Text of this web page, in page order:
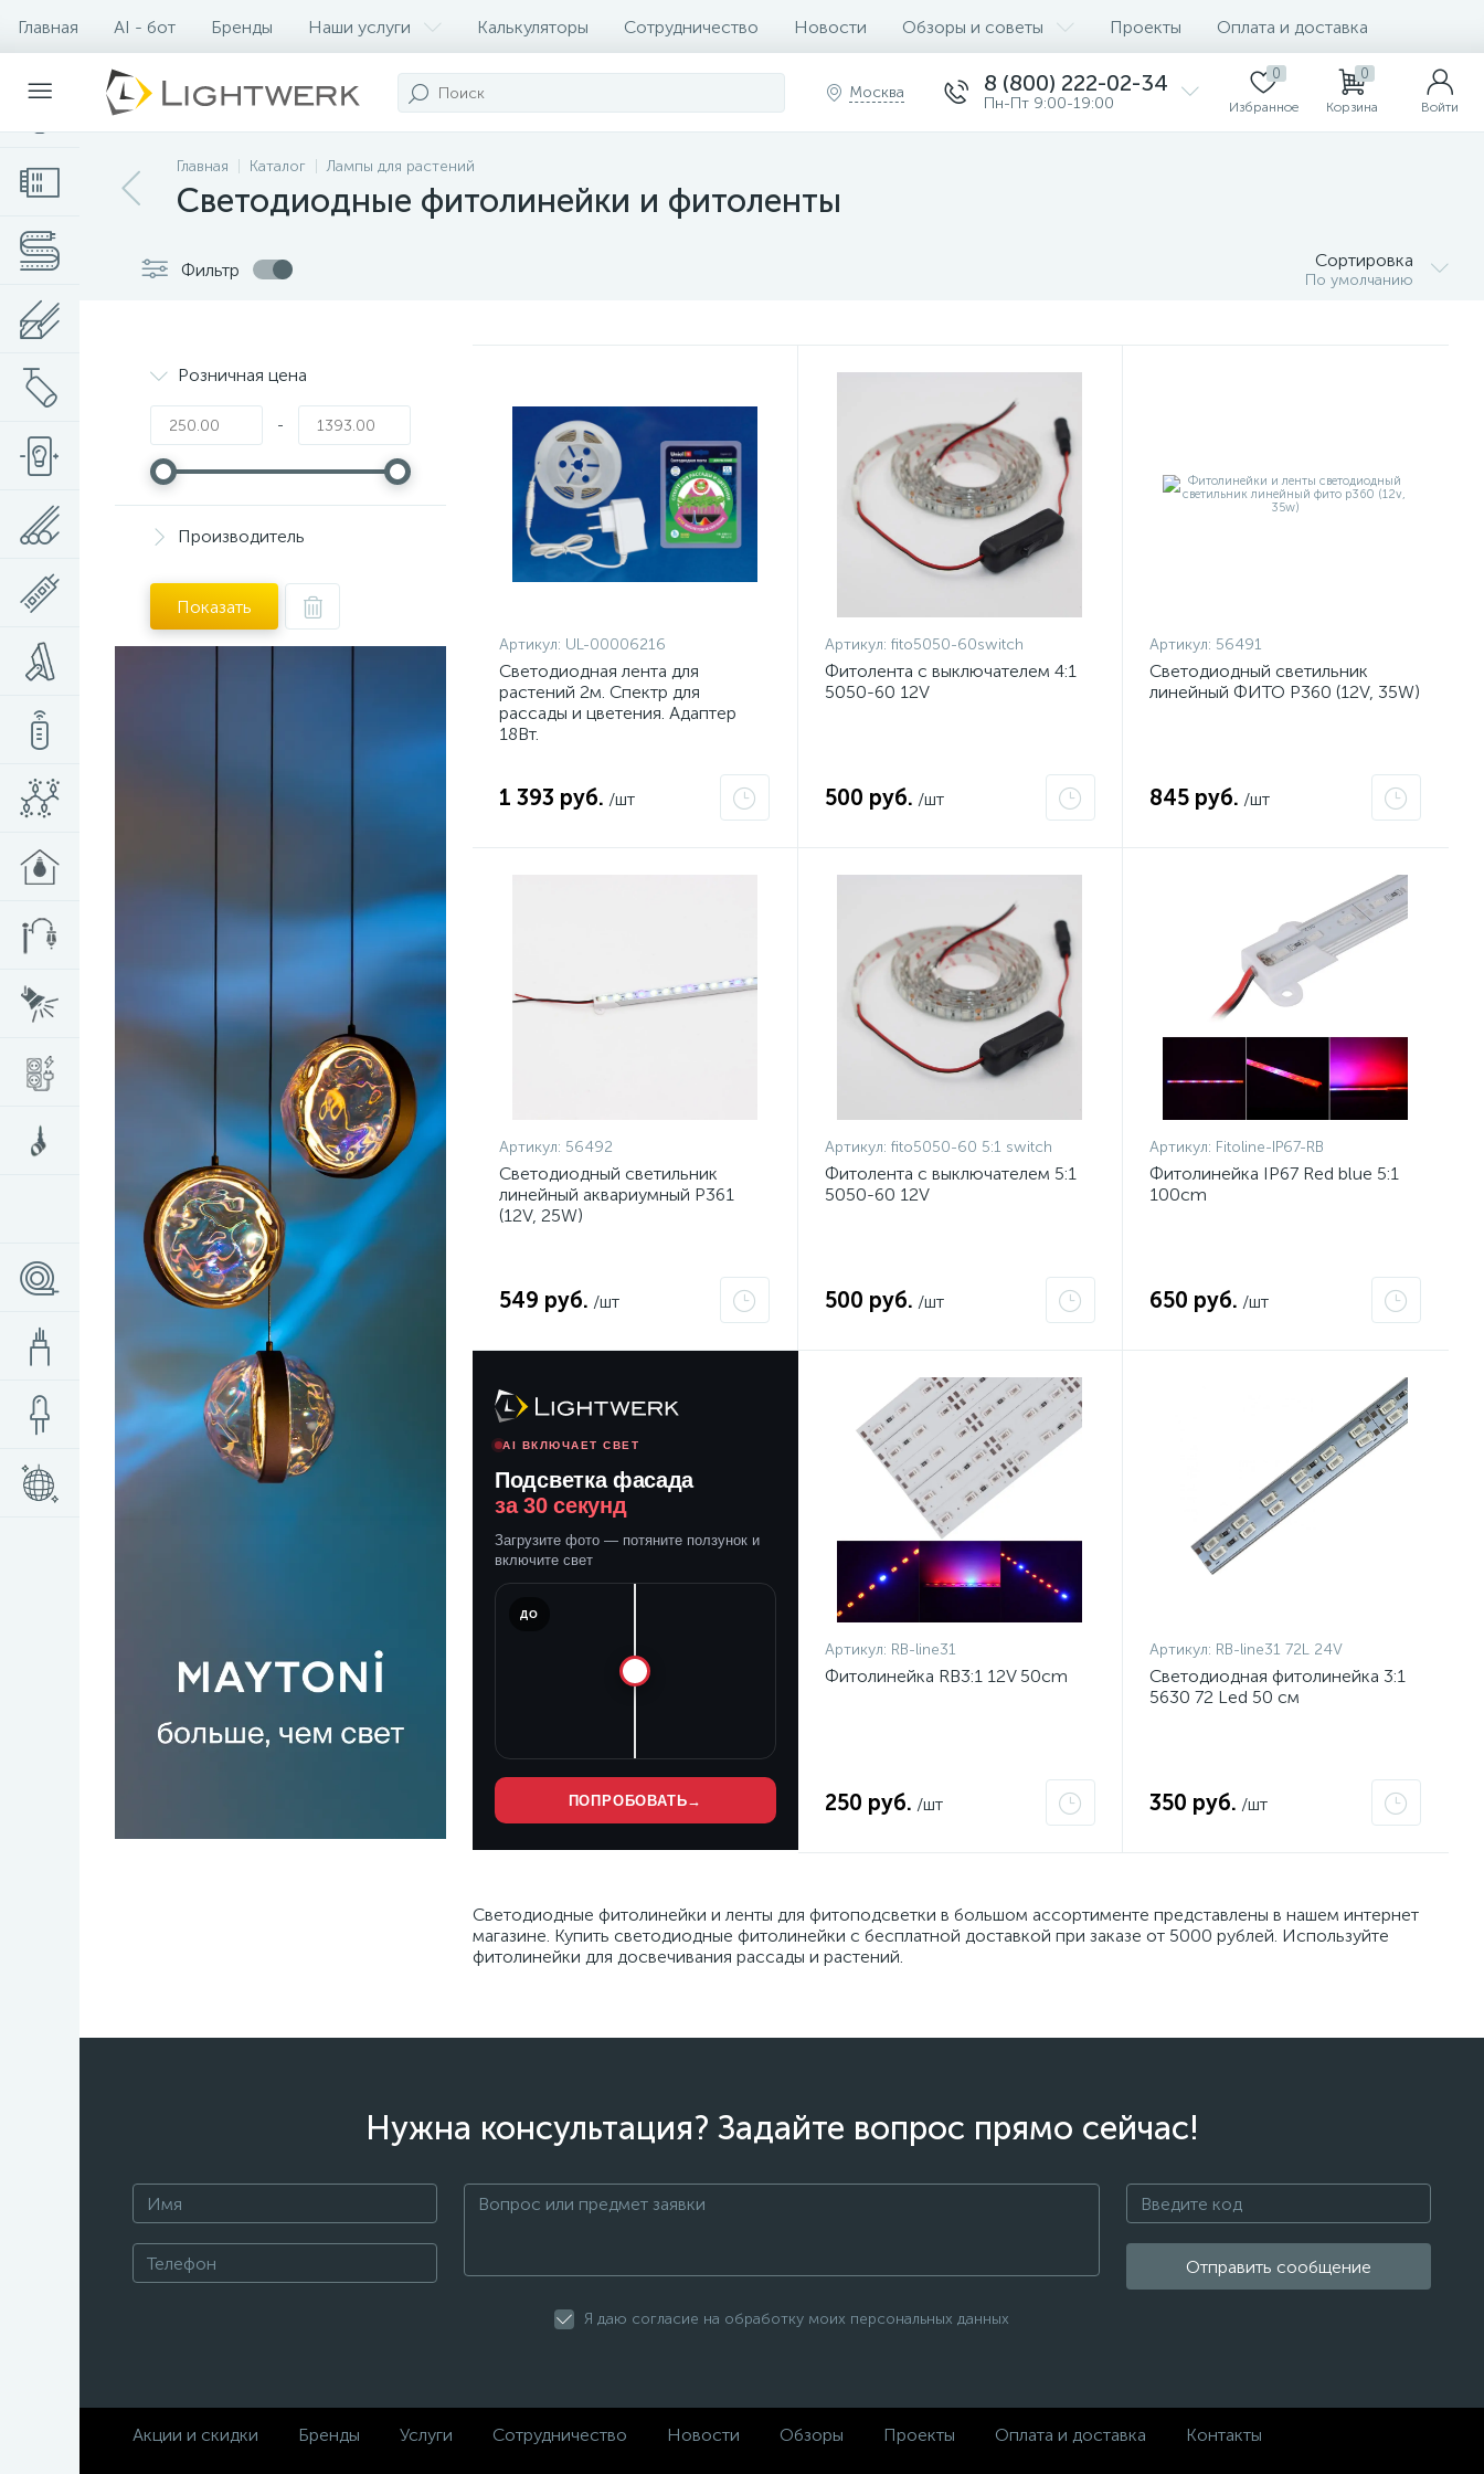
Главная AI - бот Бренды Наши услуги Калькуляторы Сотрудничество Новости Обзоры и советы Проекты Оплата и доставка
Контакты
Москва 8 (800) 222-02-34
Пн-Пт 9:00-19:00
0
Избранное
0
Корзина Войти
Главная Каталог Лампы для растений
Светодиодные фитолинейки и фитоленты
Фильтр Сортировка
По умолчанию
Розничная цена
-
Производитель
Показать
Артикул: UL-00006216
Светодиодная лента для
растений 2м. Спектр для
рассады и цветения. Адаптер
18Вт.
1 393 руб. /шт
Артикул: fito5050-60switch
Фитолента с выключателем 4:1
5050-60 12V
500 руб. /шт
Артикул: 56491
Светодиодный светильник
линейный ФИТО P360 (12V, 35W)
845 руб. /шт
Артикул: 56492
Светодиодный светильник
линейный аквариумный P361
(12V, 25W)
549 руб. /шт
Артикул: fito5050-60 5:1 switch
Фитолента с выключателем 5:1
5050-60 12V
500 руб. /шт
Артикул: Fitoline-IP67-RB
Фитолинейка IP67 Red blue 5:1
100cm
650 руб. /шт
AI ВКЛЮЧАЕТ СВЕТ
Подсветка фасада
за 30 секунд
Загрузите фото — потяните ползунок и
включите свет
ДО
ПОПРОБОВАТЬ→
Артикул: RB-line31
Фитолинейка RB3:1 12V 50cm
250 руб. /шт
Артикул: RB-line31 72L 24V
Светодиодная фитолинейка 3:1
5630 72 Led 50 см
350 руб. /шт
Светодиодные фитолинейки и ленты для фитоподсветки в большом ассортименте представлены в нашем интернет
магазине. Купить светодиодные фитолинейки с бесплатной доставкой при заказе от 5000 рублей. Используйте
фитолинейки для досвечивания рассады и растений.
Нужна консультация? Задайте вопрос прямо сейчас!
Отправить сообщение
Я даю согласие на обработку моих персональных данных
Акции и скидки Бренды Услуги Сотрудничество Новости Обзоры Проекты Оплата и доставка Контакты